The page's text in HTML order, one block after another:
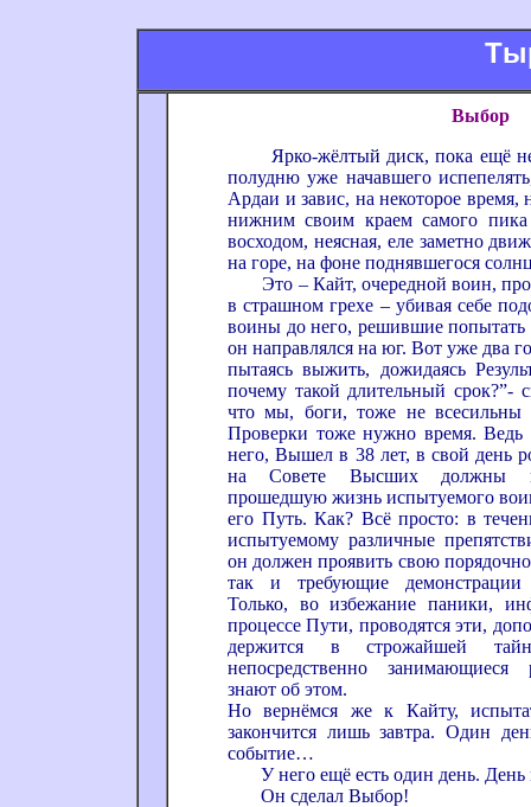
Выбор
Ярко-жёлтый диск, пока ещё не
полудню уже начавшего
Ардаи и завис, на некоторое время,
нижним своим краем самого
восходом, неясная, еле заметно
на горе, на фоне поднявшегося
Это – Кайт, очередной воин,
в страшном грехе – убивая себе
воины до него, решившие попытать
он направлялся на юг. Вот уже два
пытаясь выжить, дожидаясь
почему такой длительный срок?”-
что мы, боги, тоже не
Проверки тоже нужно время. Ведь
него, Вышел в 38 лет, в свой день
на Совете Высших должны
прошедшую жизнь испытуемого
его Путь. Как? Всё просто: в
испытуемому различные
он должен проявить свою
так и требующие демонстрации
Только, во избежание паники,
процессе Пути, проводятся эти,
держится в строжайшей
непосредственно
знают об этом.
Но вернёмся же к Кайту,
закончится лишь завтра. Один
событие…
У него ещё есть один день.
Он сделал Выбор!